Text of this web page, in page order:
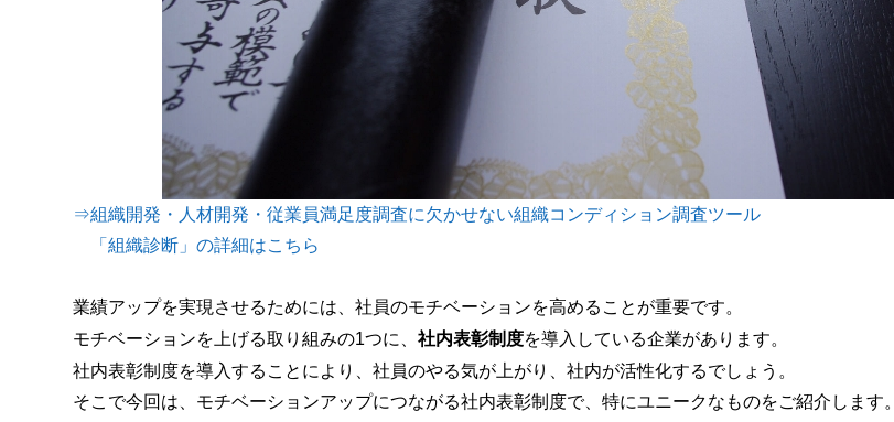
⇒組織開発・人材開発・従業員満足度調査に欠かせない組織コンディション調査ツール
「組織診断」の詳細はこちら
業績アップを実現させるためには、社員のモチベーションを高めることが重要です。
モチベーションを上げる取り組みの1つに、 社内表彰制度を導入している企業があります。
社内表彰制度を導入することにより、社員のやる気が上がり、社内が活性化するでしょう。
そこで今回は、モチベーションアップにつながる社内表彰制度で、特にユニークなものをご紹介します。